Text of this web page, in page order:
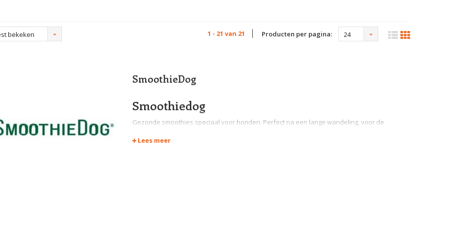
bekeken 1 - 21 van 21 Producten per pagina: 24
SmoothieDog
Smoothiedog
Gezonde smoothies speciaal voor honden. Perfect na een lange wandeling, voor de
drinken en honden met nierproblemen is SmoothieDog een gezonde manier om ze van
Lees meer